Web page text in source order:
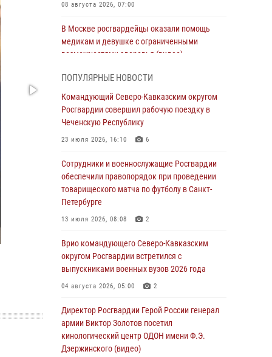
08 августа 2026, 07:00
В Москве росгвардейцы оказали помощь
медикам и девушке с ограниченными
возможностями здоровья (видео)
Спецназ Росгвардии в Марий Эл почтил
память товарища на тактическом турнире
(видео)
08 августа 2026, 06:15
День физкультурника в Уральском округе
Росгвардии отметили турнирами, мастер-
классами и легкоатлетическими забегами
08 августа 2026, 06:03
приступили к новому курсу подготовки на
Урале
08 августа 2026, 05:00 3
росгвардейцы получают из дома
региональные газеты и поддержку земляков
08 августа 2026, 05:00
ПОПУЛЯРНЫЕ НОВОСТИ
Командующий Северо-Кавказским округом
Росгвардии совершил рабочую поездку в
Чеченскую Республику
23 июля 2026, 16:10 6
Сотрудники и военнослужащие Росгвардии
обеспечили правопорядок при проведении
товарищеского матча по футболу в Санкт-
Петербурге
13 июля 2026, 08:08 2
Врио командующего Северо-Кавказским
округом Росгвардии встретился с
выпускниками военных вузов 2026 года
04 августа 2026, 05:00 2
Директор Росгвардии Герой России генерал
армии Виктор Золотов посетил
кинологический центр ОДОН имени Ф.Э.
Дзержинского (видео)